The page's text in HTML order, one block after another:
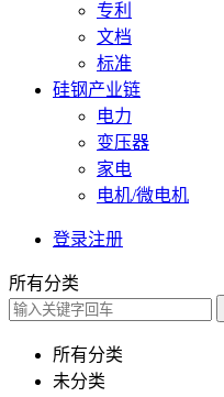
专利
文档
标准
硅钢产业链
电力
变压器
家电
电机/微电机
登录注册
所有分类
所有分类
未分类